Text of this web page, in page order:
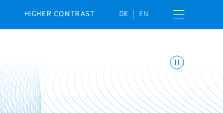
HIGHER CONTRAST DE EN Open navigation menu
Toggle animations